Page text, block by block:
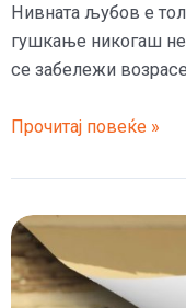
Нивната љубов е
гушкање никогаш
се забележи
(ВИДЕО)
меѓу
човекот
и
лавот
може
Прочитај повеќе »